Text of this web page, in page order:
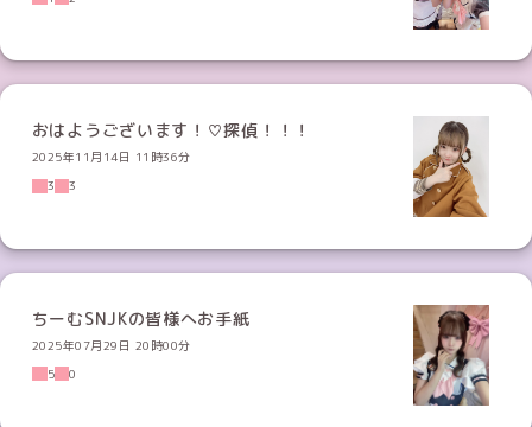
おはようございます！♡探偵！！！
2025年11月14日 11時36分
3
3
ちーむSNJKの皆様へお手紙
2025年07月29日 20時00分
5
0